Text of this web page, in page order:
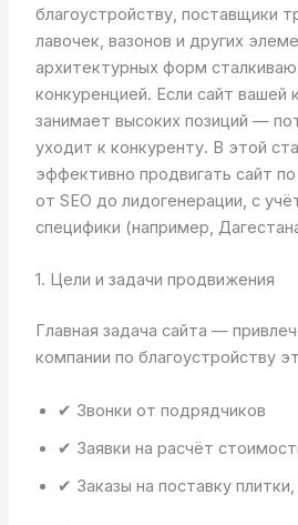
благоустройству, поставщики
лавочек, вазонов и других
архитектурных форм
конкуренцией. Если сайт вашей
занимает высоких позиций —
уходит к конкуренту. В этой
эффективно продвигать сайт
от SEO до лидогенерации, с
специфики (например,
1. Цели и задачи продвижения
Главная задача сайта —
компании по благоустройству
✔ Звонки от подрядчиков
✔ Заявки на расчёт
✔ Заказы на поставку